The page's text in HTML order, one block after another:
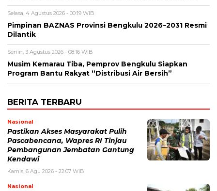
Selasa, 4 Agustus 2026 - 00:19 WIB
Pimpinan BAZNAS Provinsi Bengkulu 2026–2031 Resmi
Dilantik
Senin, 3 Agustus 2026 - 08:16 WIB
Musim Kemarau Tiba, Pemprov Bengkulu Siapkan
Program Bantu Rakyat “Distribusi Air Bersih”
BERITA TERBARU
Nasional
Pastikan Akses Masyarakat Pulih
Pascabencana, Wapres RI Tinjau
Pembangunan Jembatan Gantung
Kendawi
Kamis, 6 Agu 2026 - 22:07 WIB
Nasional